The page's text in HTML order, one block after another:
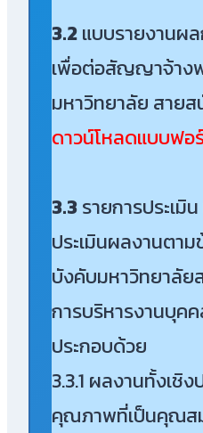
3.2แบบรายงานผ
เพื่อต่อสัญญาจ้าง
มหาวิทยาลัย สาย
ดาวน์โหลดแบบฟอ
3.3รายการประเมิ
ประเมินผลงานตา
บังคับมหาวิทยาลัย
การบริหารงานบุค
ประกอบด้วย
3.3.1 ผลงานทั้งเชิ
คุณภาพที่เป็นคุณส